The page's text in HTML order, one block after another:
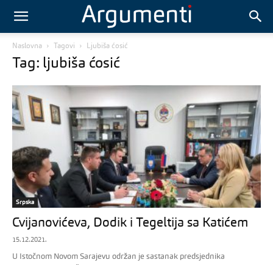
Naslovna Tagovi Ljubiša ćosić
Tag: ljubiša ćosić
Srpska
Cvijanovićeva, Dodik i Tegeltija sa Katićem
15.12.2021.
U Istočnom Novom Sarajevu održan je sastanak predsjednika